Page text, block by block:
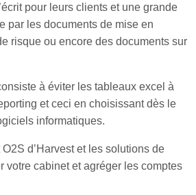
pour leurs clients et une grande
par les documents de mise en
risque ou encore des documents sur
à éviter les tableaux excel à
et ceci en choisissant dès le
informatiques.
d’Harvest et les solutions de
votre cabinet et agréger les comptes